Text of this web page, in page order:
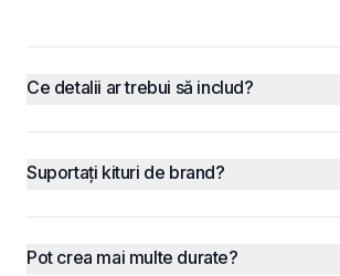
Ce detalii ar trebui să includ?
Suportați kituri de brand?
Pot crea mai multe durate?